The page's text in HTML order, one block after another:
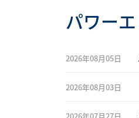
パワー
2026年08月05日
2026年08月03日